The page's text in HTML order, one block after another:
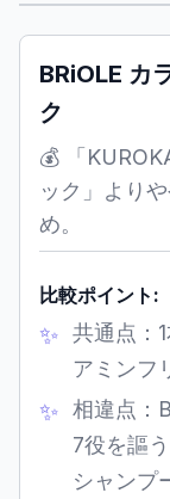
BRiOLE カ
ク
💰 「
ック」より
め。
比較ポイント:
共通点：
アミンフ
相違点：
7役を謳
シャンプ